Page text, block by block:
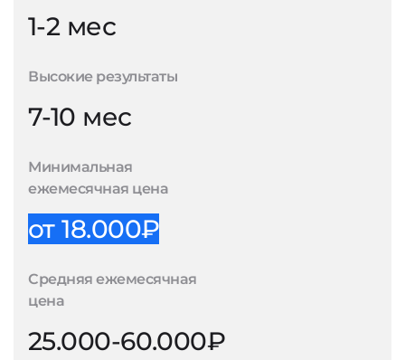
1-2 мес
Высокие результаты
7-10 мес
Минимальная
ежемесячная цена
от 18.000₽
Средняя ежемесячная
цена
25.000-60.000₽